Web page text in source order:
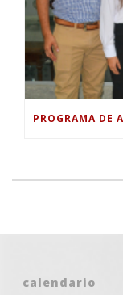
calendario